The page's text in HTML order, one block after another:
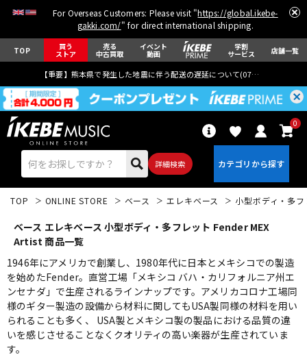
For Overseas Customers: Please visit "https://global.ikebe-
gakki.com/" for direct international shipping.
TOP 買う
ストア
売る
中古買取
イベント
動画
学割
サービス 店舗一覧
【重要】熊本県で発生した地震に伴う配送の遅延について(07月29日
詳細検索
0
エレキギター アコギ/エレアコ
ベース ウクレレ
TOP ONLINE STORE ベース エレキベース 小型ボディ・多
ベース エレキベース 小型ボディ・多フレット Fender MEX
Artist 商品一覧
1946年にアメリカで創業し、1980年代に日本とメキシコでの製造
を始めたFender。直営工場「メキシコ バハ・カリフォルニア州エ
ンセナダ」で生産されるラインナップです。アメリカコロナ工場同
様のギター製造の設備から材料に関してもUSA製同様の材料を用い
られることも多く、 USA製とメキシコ製の製品における品質の違
いを感じさせることなくクオリティの高い楽器が生産されていま
す。